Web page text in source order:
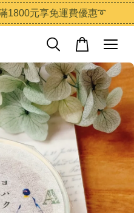
1800元享免運費優惠➰